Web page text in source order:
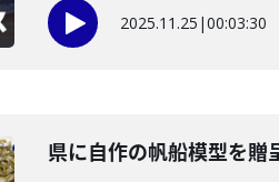
2025.11.25 |00:03:30
県に自作の帆船模型を